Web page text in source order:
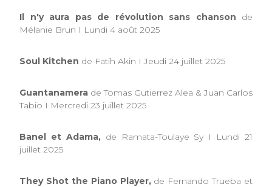
Il n'y aura pas de révolution sans chanson de
Mélanie Brun I Lundi 4 août 2025
Soul Kitchen de Fatih Akin I Jeudi 24 juillet 2025
Guantanamera de Tomas Gutierrez Alea & Juan Carlos
Tabio I Mercredi 23 juillet 2025
Banel et Adama, de Ramata-Toulaye Sy I Lundi 21
juillet 2025
They Shot the Piano Player,de Fernando Trueba et